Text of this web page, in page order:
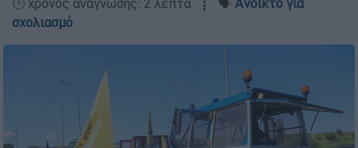
🕛 χρόνος ανάγνωσης: 2 λεπτά ┋ 🗣️ Ανοικτό για
σχολιασμό